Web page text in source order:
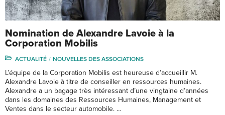
Nomination de Alexandre Lavoie à la
Corporation Mobilis
ACTUALITÉ NOUVELLES DES ASSOCIATIONS
L’équipe de la Corporation Mobilis est heureuse d’accueillir M.
Alexandre Lavoie à titre de conseiller en ressources humaines.
Alexandre a un bagage très intéressant d’une vingtaine d’années
dans les domaines des Ressources Humaines, Management et
Ventes dans le secteur automobile. …